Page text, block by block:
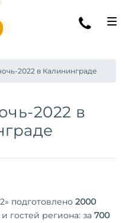
2022 в Калининграде
2022 в
подготовлено 2000
гостей региона: за 700